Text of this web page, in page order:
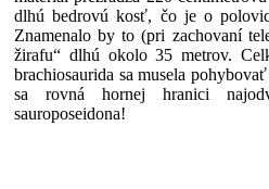
dlhú bedrovú kosť, čo je o
Znamenalo by to (pri zachovaní
žirafu“ dlhú okolo 35 metrov.
brachiosaurida sa musela
sa rovná hornej hranici
sauroposeidona!